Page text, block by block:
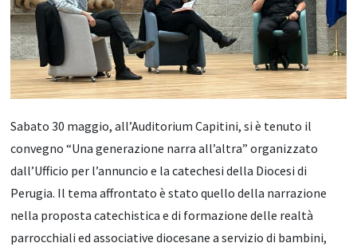
Sabato 30 maggio, all’Auditorium Capitini, si è tenuto il
convegno “Una generazione narra all’altra” organizzato
dall’Ufficio per l’annuncio e la catechesi della Diocesi di
Perugia. Il tema affrontato è stato quello della narrazione
nella proposta catechistica e di formazione delle realtà
parrocchiali ed associative diocesane a servizio di bambini,